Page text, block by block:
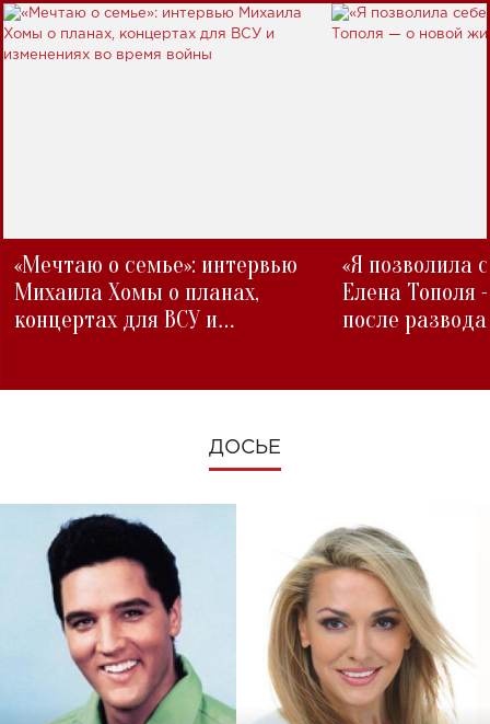
«Мечтаю о семье»: интервью
Михаила Хомы о планах,
концертах для ВСУ и
«Я позволила
Елена Тополя
после развода
ДОСЬЕ